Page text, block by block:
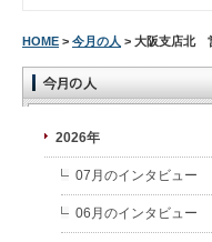
HOME > 今月の人 > 大阪支店北
2026年
07月のインタビュー
06月のインタビュー